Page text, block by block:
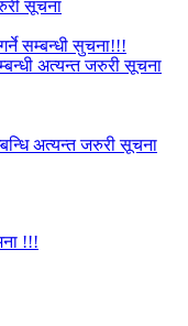
सूचना
सम्बन्धी सुचना!!!
अत्यन्त जरुरी सूचना
अत्यन्त जरुरी सूचना
!!!